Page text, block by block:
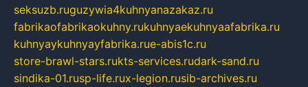
seksuzb.ruguzywia4kuhnyanazakaz.ru
fabrikaofabrikaokuhny.rukuhnyaekuhnyaafabrika.ru
kuhnyaykuhnyayfabrika.rue-abis1c.ru
store-brawl-stars.rukts-services.rudark-sand.ru
sindika-01.rusp-life.rux-legion.rusib-archives.ru